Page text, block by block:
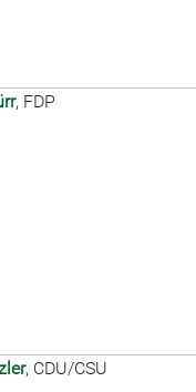
, FDP
, CDU/CSU